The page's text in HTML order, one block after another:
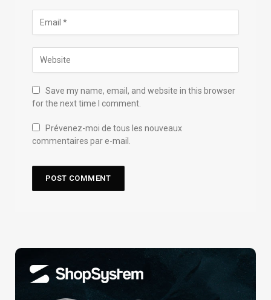
Save my name, email, and website in this browser
for the next time I comment.
Prévenez-moi de tous les nouveaux
commentaires par e-mail.